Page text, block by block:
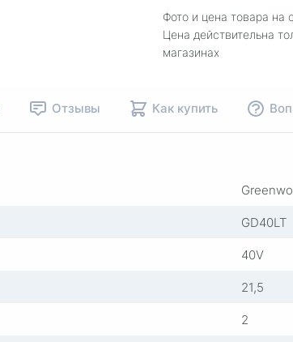
Фото и цена товара на
Цена действительна
магазинах
Отзывы Как купить
GD40LT
40V
21,5
2